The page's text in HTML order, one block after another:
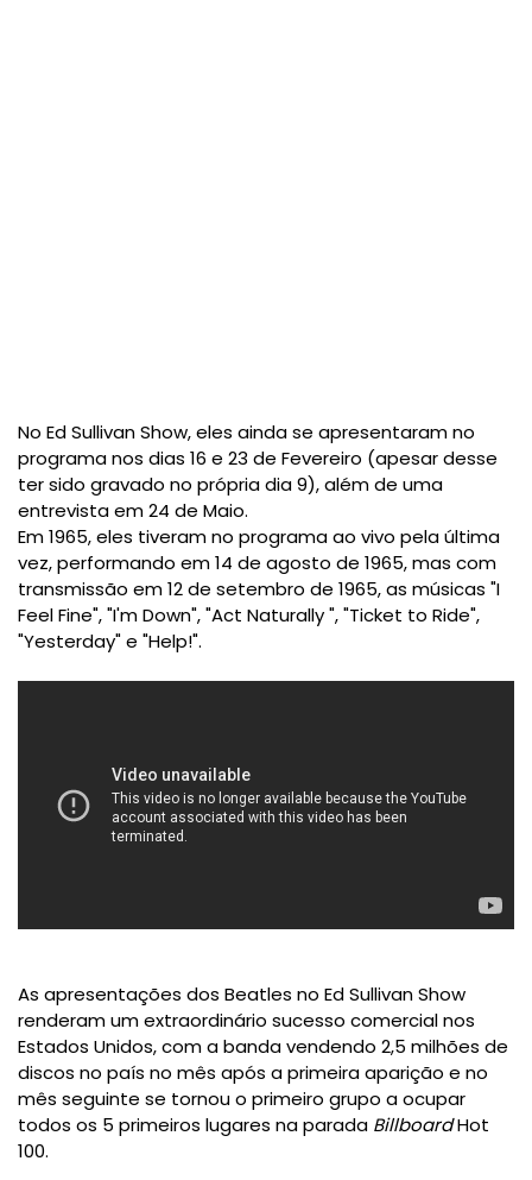
No Ed Sullivan Show, eles ainda se apresentaram no
programa nos dias 16 e 23 de Fevereiro (apesar desse
ter sido gravado no própria dia 9), além de uma
entrevista em 24 de Maio.
Em 1965, eles tiveram no programa ao vivo pela última
vez, performando em14 de agosto de 1965, mas com
transmissão em 12 de setembro de 1965, as músicas "I
Feel Fine", "I'm Down", "Act Naturally", "Ticket to Ride",
"Yesterday" e "Help!".
As apresentações dos Beatles no Ed Sullivan Show
renderam umextraordinário sucesso comercial nos
Estados Unidos, com a banda vendendo 2,5 milhões de
discos no país no mês após a primeira aparição e no
mês seguinte se tornou o primeiro grupo a ocupar
todos os 5 primeiros lugares na parada BillboardHot
100.